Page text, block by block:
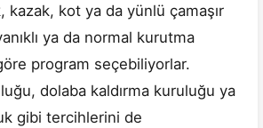
kazak, kot ya da yünlü çamaşır
ya da normal kurutma
program seçebiliyorlar.
dolaba kaldırma kuruluğu ya
gibi tercihlerini de